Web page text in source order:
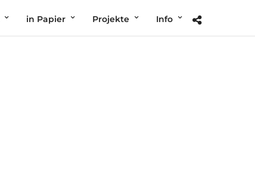
in Papier Projekte Info